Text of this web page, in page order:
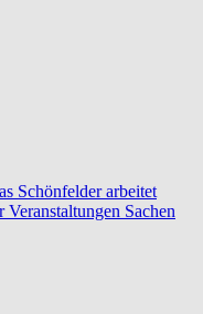
Schönfelder arbeitet
Sachen